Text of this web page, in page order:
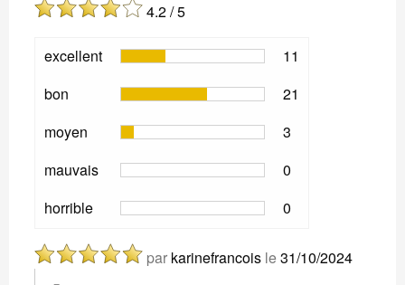
4.2 / 5
excellent
11
bon
21
moyen
3
mauvais
0
horrible
0
par karinefrancois le31/10/2024